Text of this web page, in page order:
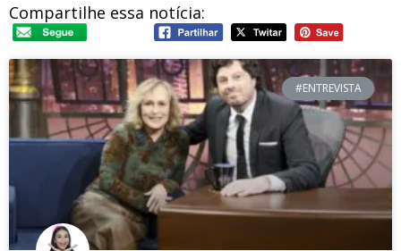
Compartilhe essa notícia:
#ENTREVISTA